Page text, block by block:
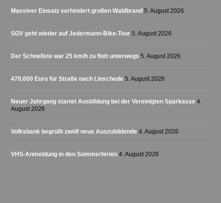
Massiver Einsatz verhindert großen Waldbrand 5. August 2026
SGV geht wieder auf Jedermann-Bike-Tour 5. August 2026
Der Schnellste war 25 km/h zu flott unterwegs 5. August 2026
470.000 Euro für Straße nach Linschede 5. August 2026
Neuer Jahrgang startet Ausbildung bei der Vereinigten Sparkasse 4.
August 2026
Volksbank begrüßt zwölf neue Auszubildende 4. August 2026
VHS-Anmeldung in den Sommerferien 4. August 2026